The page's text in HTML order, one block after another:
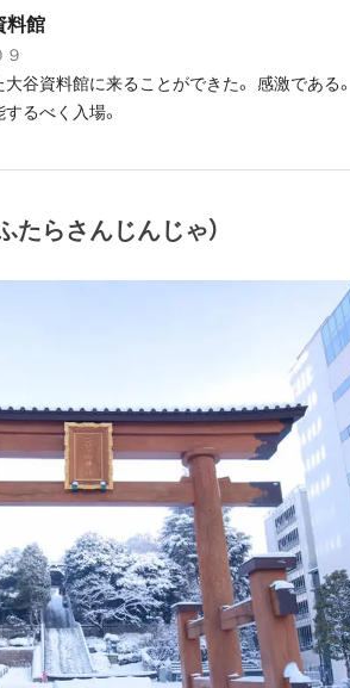
料館
に来ることができた。 感激である。 逸る心を抑えながら、4
るべく入場。
たらさんじんじゃ）